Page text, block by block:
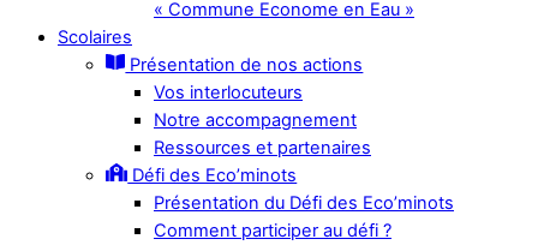
« Commune Econome en Eau »
Scolaires
Présentation de nos actions
Vos interlocuteurs
Notre accompagnement
Ressources et partenaires
Défi des Eco’minots
Présentation du Défi des Eco’minots
Comment participer au défi ?